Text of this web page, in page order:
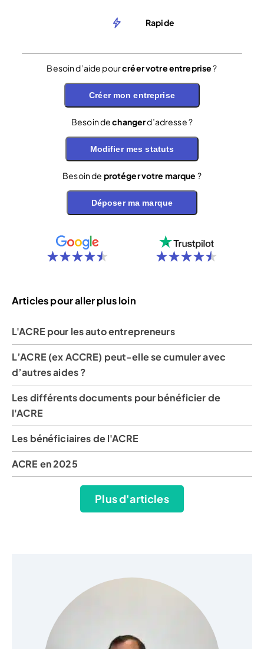
Rapide
Besoin d’aide pourcréer votre entreprise?
Créer mon entreprise
Besoin dechangerd’adresse ?
Modifier mes statuts
Besoin de protéger votre marque ?
Déposer ma marque
Articles pour aller plus loin
L'ACRE pour les auto entrepreneurs
L’ACRE (ex ACCRE) peut-elle se cumuler avec
d’autres aides ?
Les différents documents pour bénéficier de
l'ACRE
Les bénéficiaires de l'ACRE
ACRE en 2025
Plus d'articles